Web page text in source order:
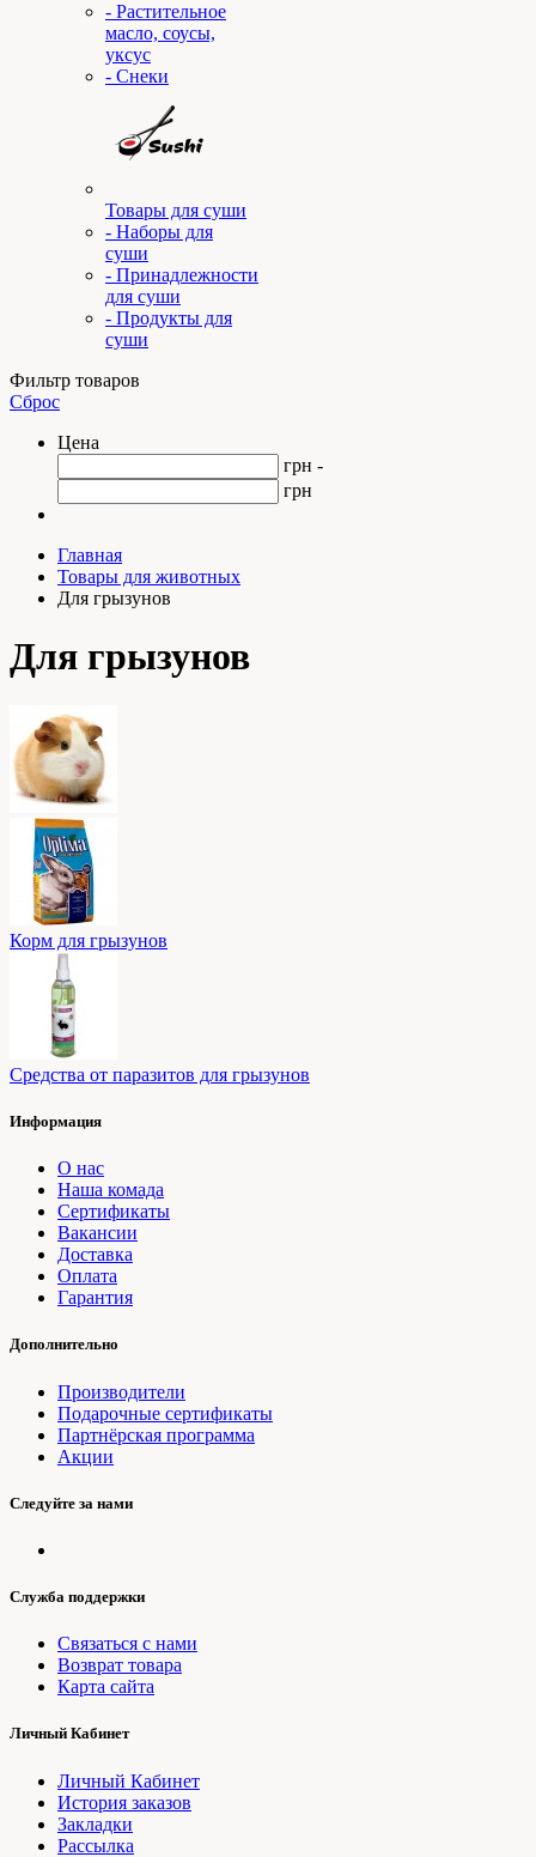
- Растительное
масло, соусы,
уксус
- Снеки
Товары для суши
- Наборы для
суши
- Принадлежности
для суши
- Продукты для
суши
Фильтр товаров
Сброс
Цена
грн -
грн
Главная
Товары для животных
Для грызунов
Для грызунов
Корм для грызунов
Средства от паразитов для грызунов
Информация
О нас
Наша комада
Сертификаты
Вакансии
Доставка
Оплата
Гарантия
Дополнительно
Производители
Подарочные сертификаты
Партнёрская программа
Акции
Следуйте за нами
Служба поддержки
Связаться с нами
Возврат товара
Карта сайта
Личный Кабинет
Личный Кабинет
История заказов
Закладки
Рассылка